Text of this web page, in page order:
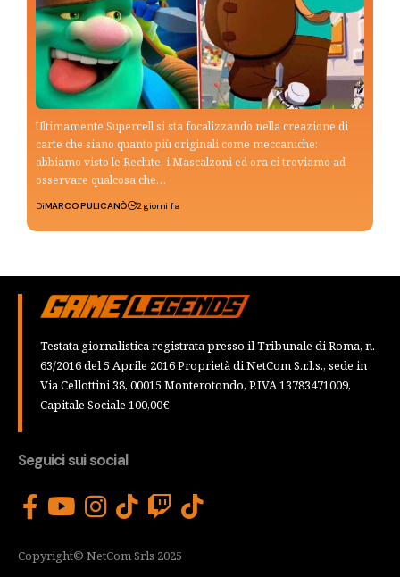
Ultimamente Supercell si sta focalizzando nella creazione di
carte che siano quanto più originali come meccaniche:
abbiamo visto le Reclute, i Mascalzoni ed ora ci troviamo ad
osservare qualcosa che…
DiMARCO PULICANÒ 2 giorni fa
Testata giornalistica registrata presso il Tribunale di Roma, n.
63/2016 del 5 Aprile 2016 Proprietà di NetCom S.r.l.s., sede in
Via Cellottini 38, 00015 Monterotondo, P.IVA 13783471009,
Capitale Sociale 100,00€
Seguici sui social
Copyright© NetCom Srls 2025